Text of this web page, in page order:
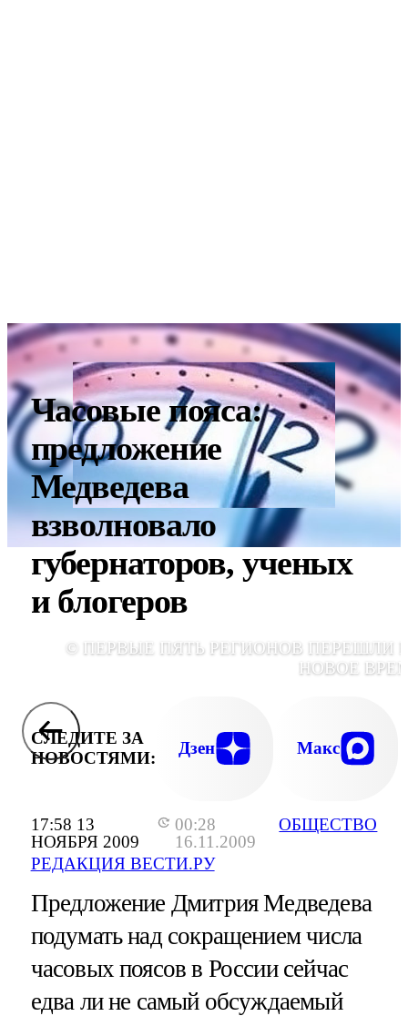
17:58 13
НОЯБРЯ 2009
00:28
16.11.2009
РЕДАКЦИЯ ВЕСТИ.РУ
ОБЩЕСТВО
Часовые пояса:
предложение
Медведева
взволновало
губернаторов, ученых
и блогеров
© ПЕРВЫЕ ПЯТЬ РЕГИОНОВ ПЕРЕШЛИ
НОВОЕ
СЛЕДИТЕ ЗА
НОВОСТЯМИ:
Дзен Макс
Предложение Дмитрия Медведева
подумать над сокращением числа
часовых поясов в России сейчас
едва ли не самый обсуждаемый